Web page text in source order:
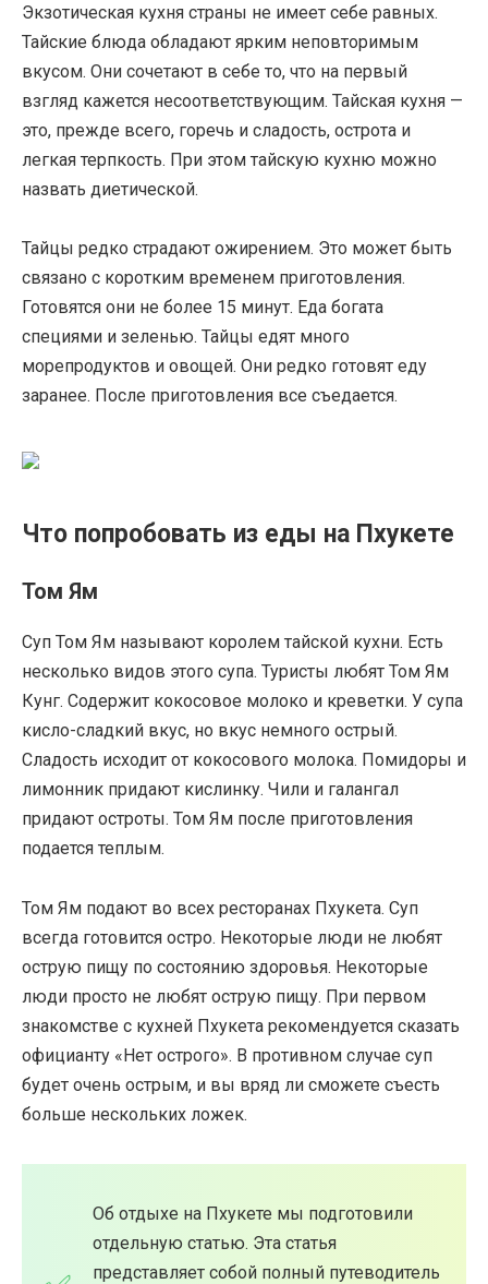
Экзотическая кухня страны не имеет себе равных.
Тайские блюда обладают ярким неповторимым
вкусом. Они сочетают в себе то, что на первый
взгляд кажется несоответствующим. Тайская кухня —
это, прежде всего, горечь и сладость, острота и
легкая терпкость. При этом тайскую кухню можно
назвать диетической.
Тайцы редко страдают ожирением. Это может быть
связано с коротким временем приготовления.
Готовятся они не более 15 минут. Еда богата
специями и зеленью. Тайцы едят много
морепродуктов и овощей. Они редко готовят еду
заранее. После приготовления все съедается.
Что попробовать из еды на Пхукете
Том Ям
Суп Том Ям называют королем тайской кухни. Есть
несколько видов этого супа. Туристы любят Том Ям
Кунг. Содержит кокосовое молоко и креветки. У супа
кисло-сладкий вкус, но вкус немного острый.
Сладость исходит от кокосового молока. Помидоры и
лимонник придают кислинку. Чили и галангал
придают остроты. Том Ям после приготовления
подается теплым.
Том Ям подают во всех ресторанах Пхукета. Суп
всегда готовится остро. Некоторые люди не любят
острую пищу по состоянию здоровья. Некоторые
люди просто не любят острую пищу. При первом
знакомстве с кухней Пхукета рекомендуется сказать
официанту «Нет острого». В противном случае суп
будет очень острым, и вы вряд ли сможете съесть
больше нескольких ложек.
Об отдыхе на Пхукете мы подготовили
отдельную статью. Эта статья
представляет собой полный путеводитель